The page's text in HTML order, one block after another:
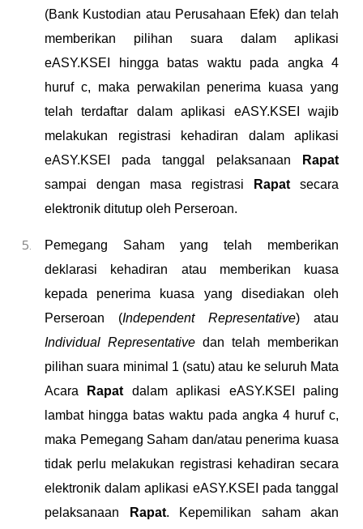
(Bank Kustodian atau Perusahaan Efek) dan telah
memberikan pilihan suara dalam aplikasi
eASY.KSEI hingga batas waktu pada angka 4
huruf c, maka perwakilan penerima kuasa yang
telah terdaftar dalam aplikasi eASY.KSEI wajib
melakukan registrasi kehadiran dalam aplikasi
eASY.KSEI pada tanggal pelaksanaan
Rapat
sampai dengan masa registrasi
Rapat secara
elektronik ditutup oleh Perseroan.
Pemegang Saham yang telah memberikan
deklarasi kehadiran atau memberikan kuasa
kepada penerima kuasa yang disediakan oleh
Perseroan (Independent Representative) atau
Individual Representative dan telah memberikan
pilihan suara minimal 1 (satu) atau ke seluruh Mata
Acara
Rapat dalam aplikasi eASY.KSEI paling
lambat hingga batas waktu pada angka 4 huruf c,
maka Pemegang Saham dan/atau penerima kuasa
tidak perlu melakukan registrasi kehadiran secara
elektronik dalam aplikasi eASY.KSEI pada tanggal
pelaksanaan
Rapat. Kepemilikan saham akan